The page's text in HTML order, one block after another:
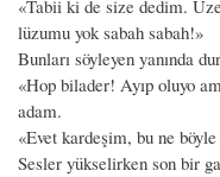
«Tabii ki de size dedim.
lüzumu yok sabah sabah!»
Bunları söyleyen yanında
«Hop bilader! Ayıp oluyo
adam.
«Evet kardeşim, bu ne
Sesler yükselirken son bir